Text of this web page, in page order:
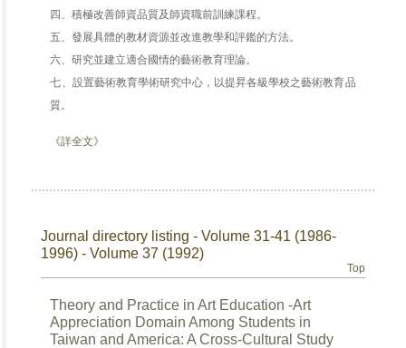
四、積極改善師資品質及師資職前訓練課程。
五、發展具體的教材資源並改進教學和評鑑的方法。
六、研究並建立適合國情的藝術教育理論。
七、設置藝術教育學術研究中心，以提昇各級學校之藝術教育品
質。
《詳全文》
Journal directory listing - Volume 31-41 (1986-
1996) - Volume 37 (1992)
Top
Theory and Practice in Art Education -Art
Appreciation Domain Among Students in
Taiwan and America: A Cross-Cultural Study